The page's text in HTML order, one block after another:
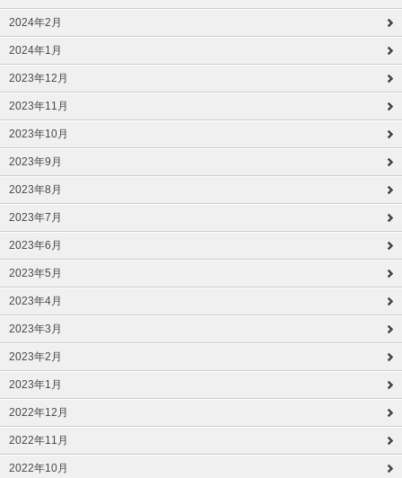
2024年2月
2024年1月
2023年12月
2023年11月
2023年10月
2023年9月
2023年8月
2023年7月
2023年6月
2023年5月
2023年4月
2023年3月
2023年2月
2023年1月
2022年12月
2022年11月
2022年10月